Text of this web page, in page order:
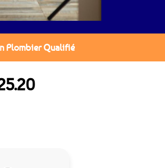
Plombier Qualifié